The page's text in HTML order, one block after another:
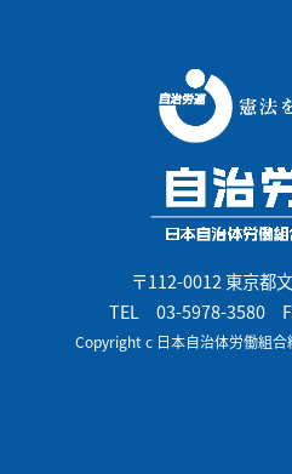
〒112-0012 東京都
TEL 03-5978-3580
Copyright c 日本自治体労働組